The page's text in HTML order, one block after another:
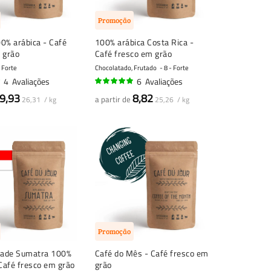
arábica - Café
4Avaliações
9,93 26,31 / kg
Promoção
100% arábica Costa Rica -
Café fresco em grão
Chocolatado, Frutado 8 - Forte
6 Avaliações
a partir de 8,82 25,26 / kg
Sumatra 100%
fresco em grão
Promoção
Café do Mês - Café fresco em
grão